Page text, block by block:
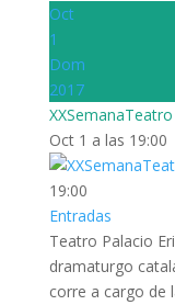
Oct
1
Dom
2017
Oct 1 a las 19:00
19:00
Entradas
Teatro Palacio
dramaturgo
corre a cargo de